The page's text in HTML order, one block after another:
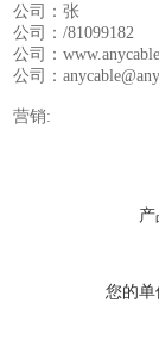
公司：张
公司：/81099182
公司：
公司：
营销:
您的单